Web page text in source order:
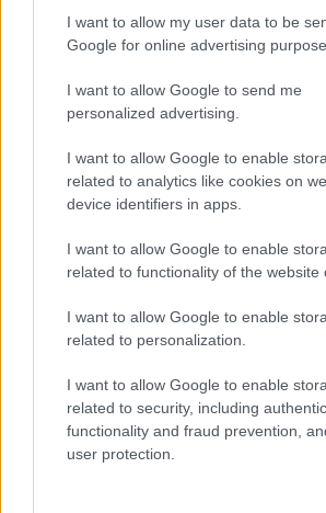
I want to allow my user data to be
Google for online advertising
I want to allow Google to send me
personalized advertising.
I want to allow Google to enable
related to analytics like cookies on
device identifiers in apps.
I want to allow Google to enable
related to functionality of the website
I want to allow Google to enable
related to personalization.
I want to allow Google to enable
related to security, including
functionality and fraud prevention,
user protection.
Aktuality
vedieť o
v predaji!
poslednú chvíľu? Vyberte si
výhodné predplatné
Môj dom
šatníkovú